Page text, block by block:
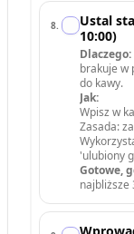
8.
Ustal
10:00)
Dlaczego:
brakuje w
do kawy.
Jak:
Wpisz w
Zasada:
'ulubiony
Gotowe,
najbliższe